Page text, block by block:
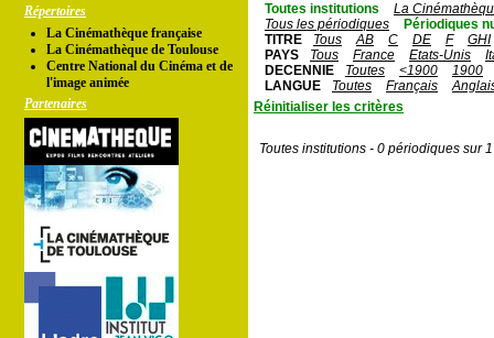
Répertoires
La Cinémathèque française
La Cinémathèque de Toulouse
Centre National du Cinéma et de
l'image animée
Partenaires
Toutes institutions
La
Tous les périodiques
Périodiques
TITRE
Tous AB C DE F
GHI
PAYS
Tous France Etats-Unis
DECENNIE
Toutes <1900
1900
LANGUE
Toutes Français
Réinitialiser les critères
Toutes institutions - 0 périodiques sur